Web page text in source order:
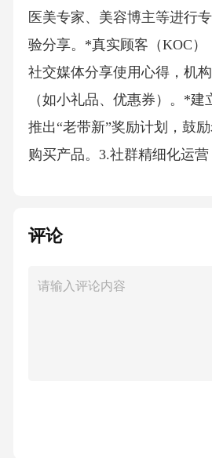
医美专家、美容博主等进行
验分享。*真实顾客（KOC）
社交媒体分享使用心得，机
（如小礼品、优惠券）。*建
推出“老带新”奖励计划，鼓
购买产品。3.社群精细化运
氛围。*针对不同客群（如敏
（四）异业合作与体验营销
鉴会或护肤主题沙龙，邀请
过专家讲解、现场试用、互
评论